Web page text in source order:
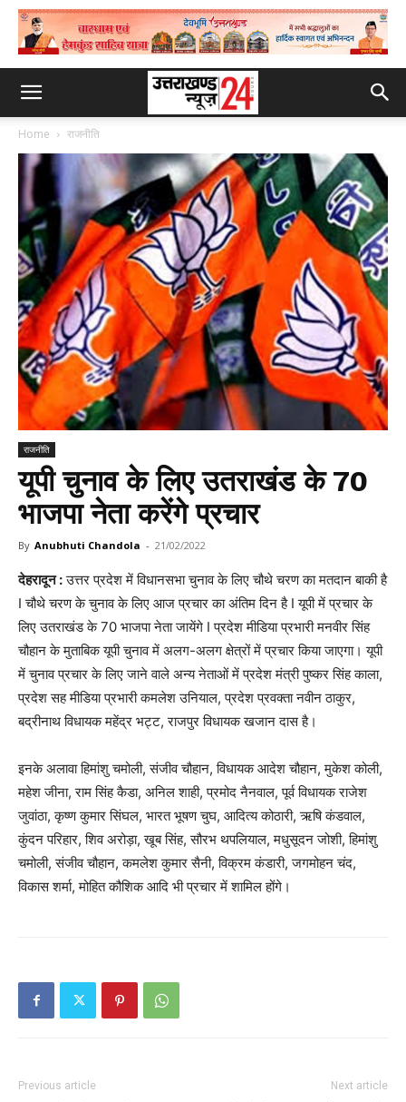
Home राजनीति
राजनीति
यूपी चुनाव के लिए उतराखंड के 70
भाजपा नेता करेंगे प्रचार
By Anubhuti Chandola - 21/02/2022
देहरादून :उत्तर प्रदेश में विधानसभा चुनाव के लिए चौथे चरण का मतदान बाकी है
I चौथे चरण के चुनाव के लिए आज प्रचार का अंतिम दिन है I यूपी में प्रचार के
लिए उतराखंड के 70 भाजपा नेता जायेंगे I प्रदेश मीडिया प्रभारी मनवीर सिंह
चौहान के मुताबिक यूपी चुनाव में अलग-अलग क्षेत्रों में प्रचार किया जाएगा। यूपी
में चुनाव प्रचार के लिए जाने वाले अन्य नेताओं में प्रदेश मंत्री पुष्कर सिंह काला,
प्रदेश सह मीडिया प्रभारी कमलेश उनियाल, प्रदेश प्रवक्ता नवीन ठाकुर,
बद्रीनाथ विधायक महेंद्र भट्ट, राजपुर विधायक खजान दास है।
इनके अलावा हिमांशु चमोली, संजीव चौहान, विधायक आदेश चौहान, मुकेश कोली,
महेश जीना, राम सिंह कैडा, अनिल शाही, प्रमोद नैनवाल, पूर्व विधायक राजेश
जुवांठा, कृष्ण कुमार सिंघल, भारत भूषण चुघ, आदित्य कोठारी, ऋषि कंडवाल,
कुंदन परिहार, शिव अरोड़ा, खूब सिंह, सौरभ थपलियाल, मधुसूदन जोशी, हिमांशु
चमोली, संजीव चौहान, कमलेश कुमार सैनी, विक्रम कंडारी, जगमोहन चंद,
विकास शर्मा, मोहित कौशिक आदि भी प्रचार में शामिल होंगे।
Previous article Next article